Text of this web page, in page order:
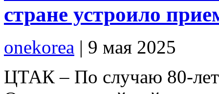
стране устроило
onekorea | 9 мая 2025
ЦТАК – По случаю 80-